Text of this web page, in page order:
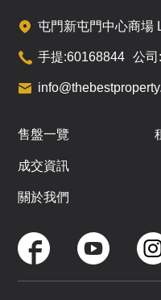
/
17
/
F
4房(1套)
4房(1套)
$3,554.2萬
A1
屯門新屯門中心商場
手提:60168844 公司:
售盤一覽
成交資訊
關於我們